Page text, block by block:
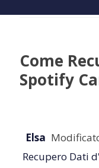
Come
Spotify
Elsa
Recupero Dati